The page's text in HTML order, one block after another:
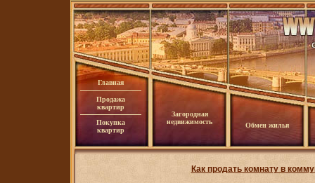
Главная
Продажа
квартир
Покупка
квартир
Загородная
недвижимость
Обмен жилья
Как продать комнату в